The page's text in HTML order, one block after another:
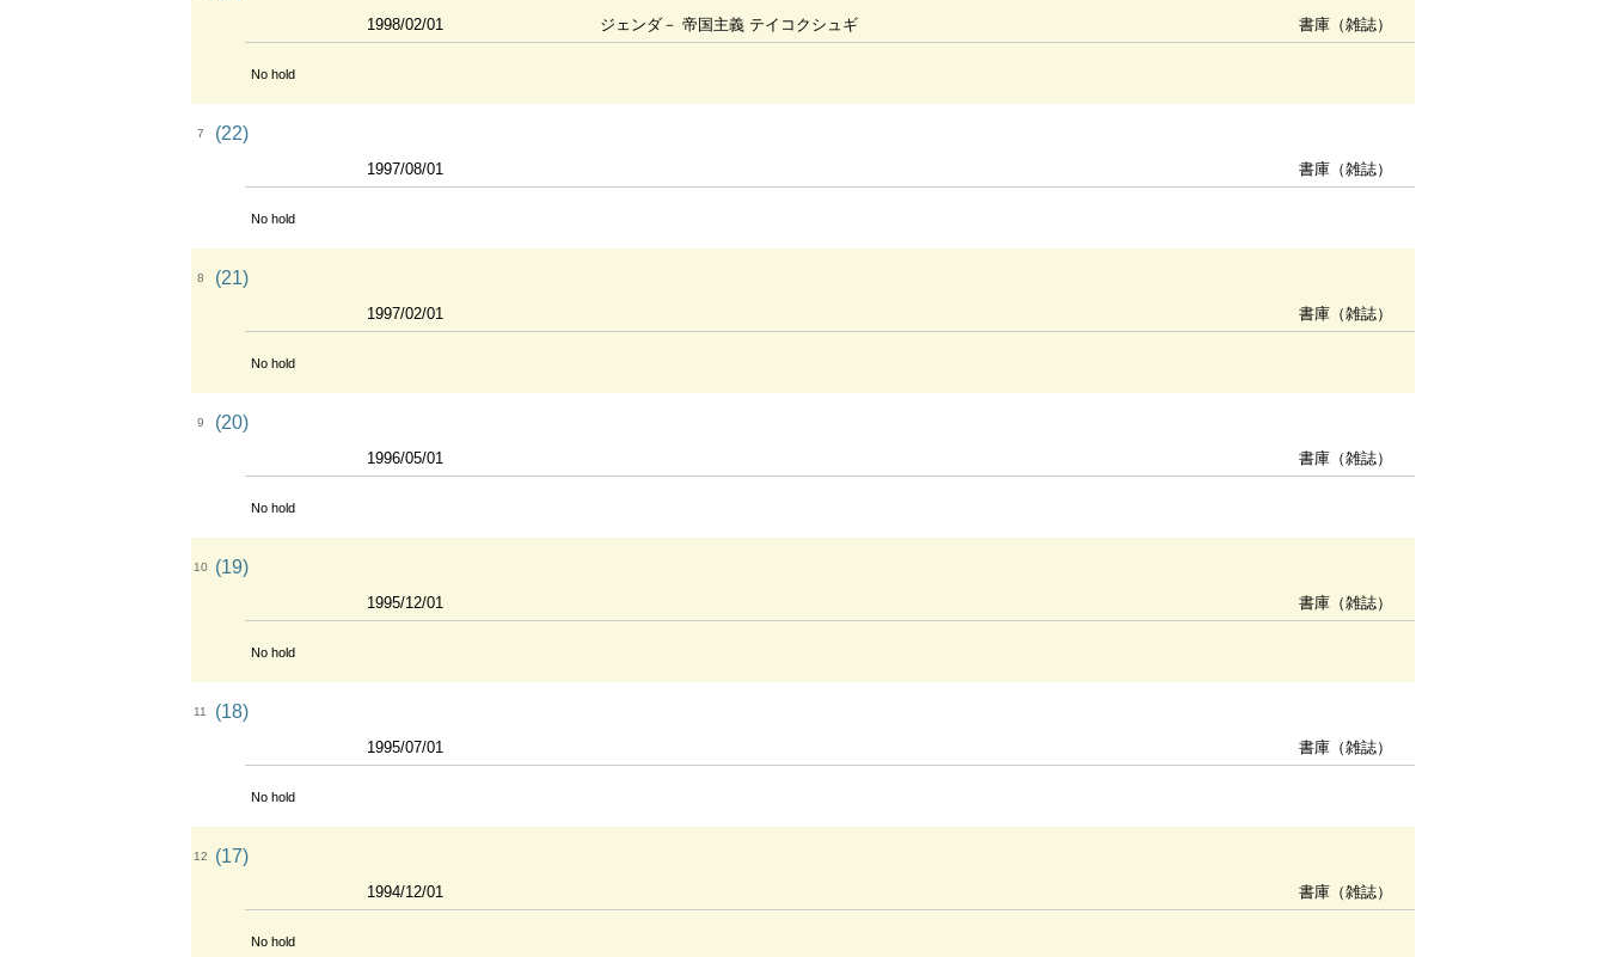
1998/02/01 ジェンダ－ 帝国主義 テイコクシュギ 書庫（雑誌）
No hold
7 (22)
1997/08/01 書庫（雑誌）
No hold
8 (21)
1997/02/01 書庫（雑誌）
No hold
9 (20)
1996/05/01 書庫（雑誌）
No hold
10 (19)
1995/12/01 書庫（雑誌）
No hold
11 (18)
1995/07/01 書庫（雑誌）
No hold
12 (17)
1994/12/01 書庫（雑誌）
No hold